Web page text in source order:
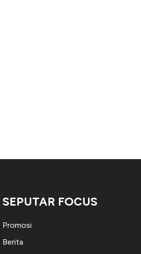
SEPUTAR FOCUS
Promosi
Berita